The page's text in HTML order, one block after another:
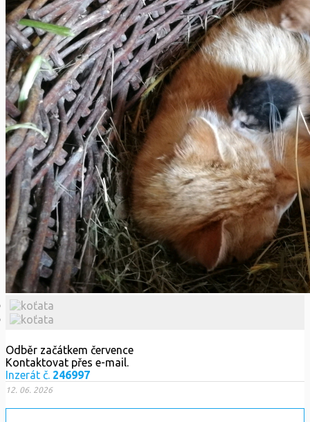
Odběr začátkem července
Kontaktovat přes e-mail.
Inzerát č. 246997
12. 06. 2026